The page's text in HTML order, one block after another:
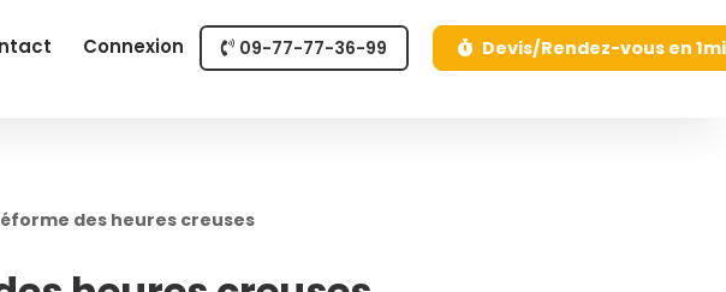
Connexion 09-77-77-36-99 Devis/Rendez-vous en
des heures creuses